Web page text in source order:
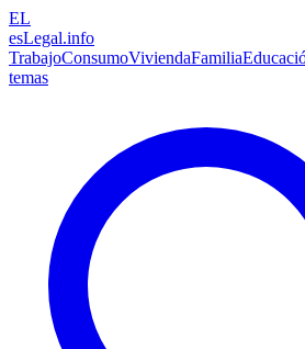
EL
esLegal.info
TrabajoConsumoViviendaFamilia
temas